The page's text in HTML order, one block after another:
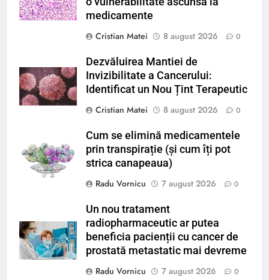
medicamente
Cristian Matei
8 august 2026 0
Dezvăluirea Mantiei de
Invizibilitate a Cancerului:
Identificat un Nou Țint Terapeutic
Cristian Matei
8 august 2026 0
Cum se elimină medicamentele
prin transpirație (și cum îți pot
strica canapeaua)
Radu Vornicu
7 august 2026 0
Un nou tratament
radiopharmaceutic ar putea
beneficia pacienții cu cancer de
prostată metastatic mai devreme
Radu Vornicu
7 august 2026 0